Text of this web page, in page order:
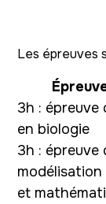
Les épreuves
3h : épreuve
en biologie
3h : épreuve
et